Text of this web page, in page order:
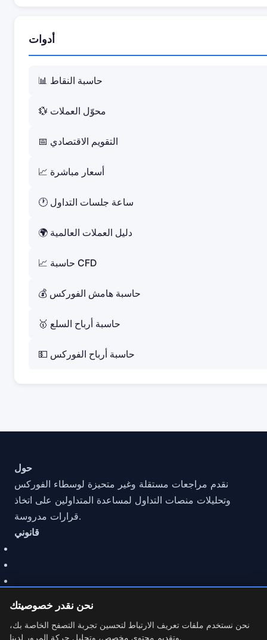
أدوات
📊 حاسبة النقاط
💱 محوّل العملات
📅 التقويم الاقتصادي
📈 أسعار مباشرة
🕐 ساعة جلسات التداول
🌍 دليل العملات العالمية
📈 حاسبة CFD
💰 حاسبة هامش الفوركس
🥇 حاسبة أرباح السلع
💵 حاسبة أرباح الفوركس
نحن نقدر خصوصيتك
نحن نستخدم ملفات تعريف الارتباط لتحسين تجربة التصفح الخاصة بك،
وتقديم محتوى مخصص، وتحليل حركة المرور لدينا.
حول
نقدم مراجعات مستقلة وغير متحيزة لوسطاء الفوركس
وتحليلات منصات التداول لمساعدة المتداولين على اتخاذ
قرارات مدروسة.
قانوني